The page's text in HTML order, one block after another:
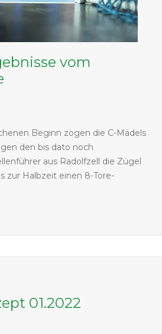
vom
Beginn zogen die C-Mädels
den bis dato noch
aus Radolfzell die Zügel
zur Halbzeit einen 8-Tore-
01.2022